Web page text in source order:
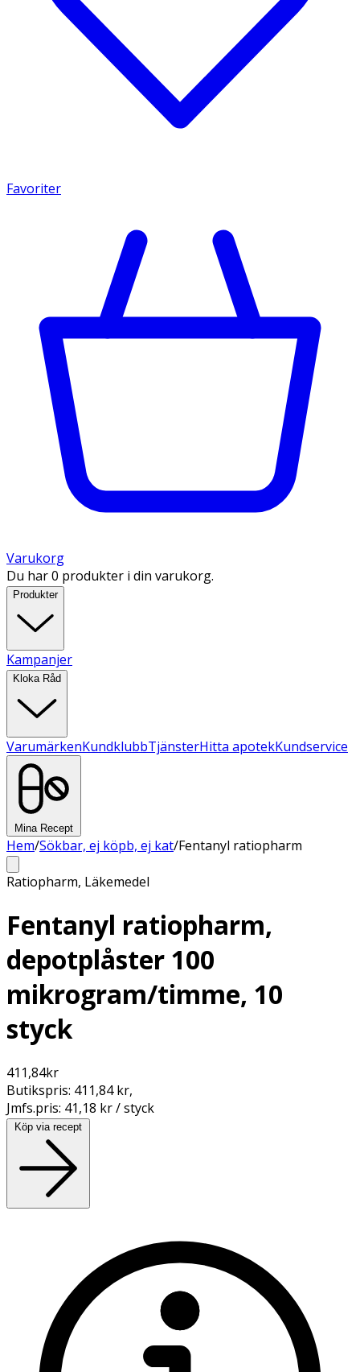
Favoriter
Varukorg
Du har 0 produkter i din varukorg.
Produkter
Kampanjer
Kloka Råd
VarumärkenKundklubbTjänsterHitta apotekKundservice
Mina Recept
Hem/Sökbar, ej köpb, ej kat/Fentanyl ratiopharm
Ratiopharm, Läkemedel
Fentanyl ratiopharm,
depotplåster 100
mikrogram/timme, 10
styck
411,84kr
Butikspris: 411,84 kr,
Jmfs.pris: 41,18 kr / styck
Köp via recept